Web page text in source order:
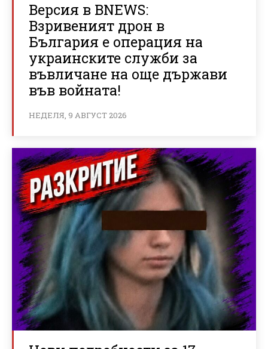
Версия в BNEWS:
Взривеният дрон в
България е операция на
украинските служби за
въвличане на още държави
във войната!
НЕДЕЛЯ, 9 АВГУСТ 2026